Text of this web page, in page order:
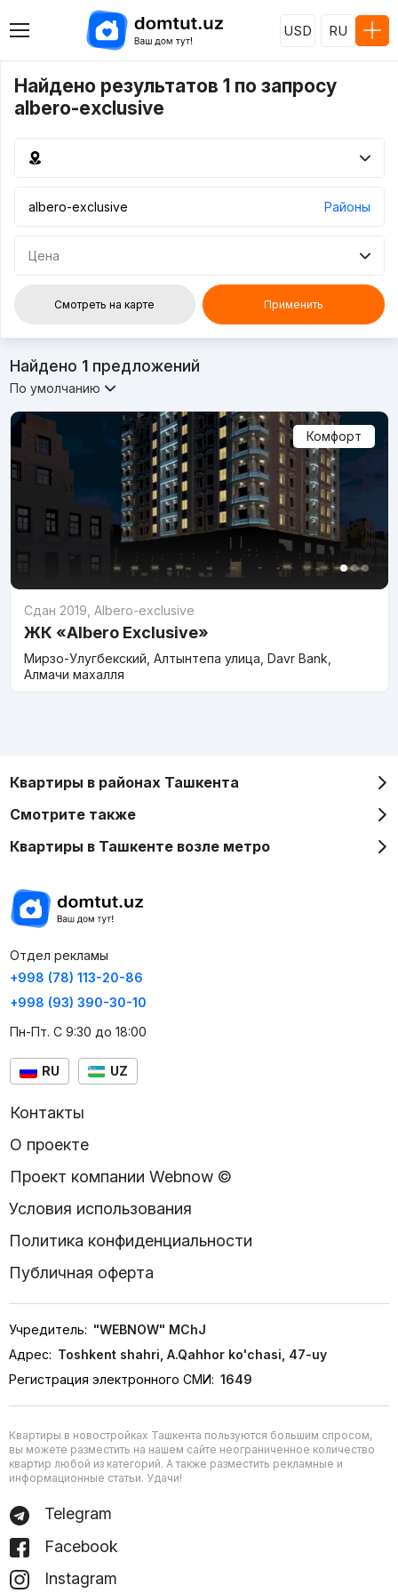
USD RU
Найдено результатов 1 по запросу
albero-exclusive
Районы
Цена
Смотреть на карте Применить
Найдено 1предложений
По умолчанию
Комфорт
Сдан 2019 Albero-exclusive
ЖК «Albero Exclusive»
Мирзо-Улугбекский, Алтынтепа улица, Davr Bank,
Алмачи махалля
Квартиры в районах Ташкента
Смотрите также
Квартиры в Ташкенте возле метро
Отдел рекламы
+998 (78) 113-20-86
+998 (93) 390-30-10
Пн-Пт. С 9:30 до 18:00
RU UZ
Контакты
О проекте
Проект компании Webnow ©
Условия использования
Политика конфиденциальности
Публичная оферта
Учредитель: "WEBNOW" MChJ
Адрес: Toshkent shahri, A.Qahhor ko'chasi, 47-uy
Регистрация электронного СМИ: 1649
Квартиры в новостройках Ташкента пользуются большим спросом,
вы можете разместить на нашем сайте неограниченное количество
квартир любой из категорий. А также разместить рекламные и
информационные статьи. Удачи!
Telegram
Facebook
Instagram